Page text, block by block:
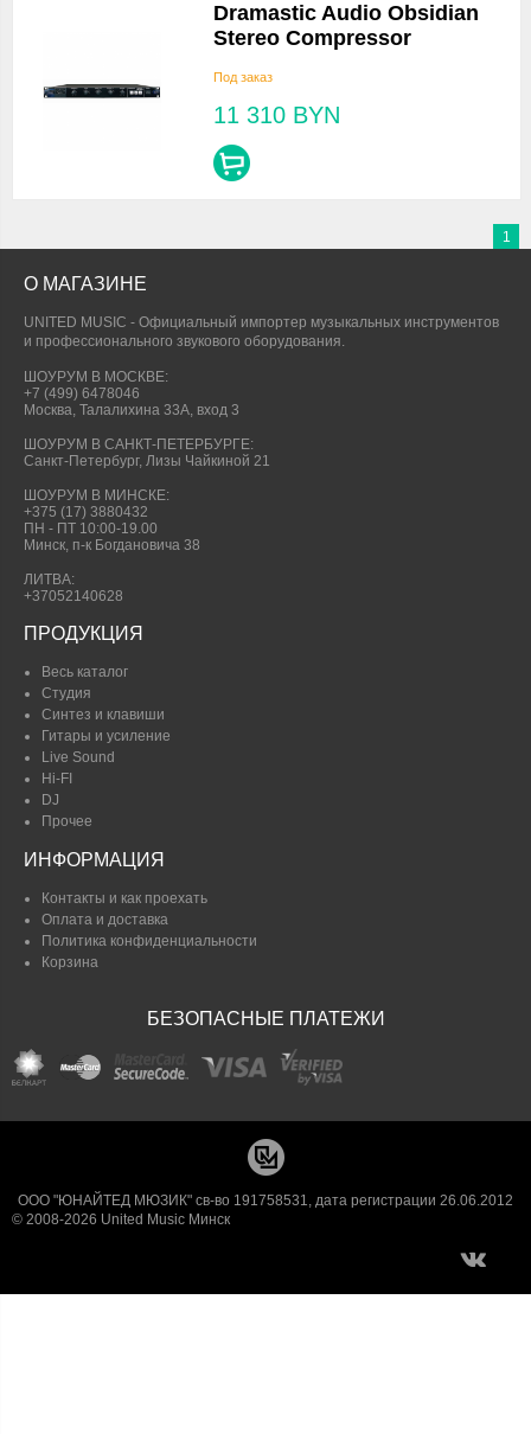
Dramastic Audio Obsidian
Stereo Compressor
Под заказ
11 310 BYN
1
О МАГАЗИНЕ
UNITED MUSIC - Официальный импортер музыкальных инструментов
и профессионального звукового оборудования.
ШОУРУМ В МОСКВЕ:
+7 (499) 6478046
Москва, Талалихина 33А, вход 3
ШОУРУМ В САНКТ-ПЕТЕРБУРГЕ:
Санкт-Петербург, Лизы Чайкиной 21
ШОУРУМ В МИНСКЕ:
+375 (17) 3880432
ПН - ПТ 10:00-19.00
Минск, п-к Богдановича 38
ЛИТВА:
+37052140628
ПРОДУКЦИЯ
Весь каталог
Студия
Синтез и клавиши
Гитары и усиление
Live Sound
Hi-FI
DJ
Прочее
ИНФОРМАЦИЯ
Контакты и как проехать
Оплата и доставка
Политика конфиденциальности
Корзина
БЕЗОПАСНЫЕ ПЛАТЕЖИ
ООО "ЮНАЙТЕД МЮЗИК" св-во 191758531, дата регистрации 26.06.2012
© 2008-2026 United Music Минск